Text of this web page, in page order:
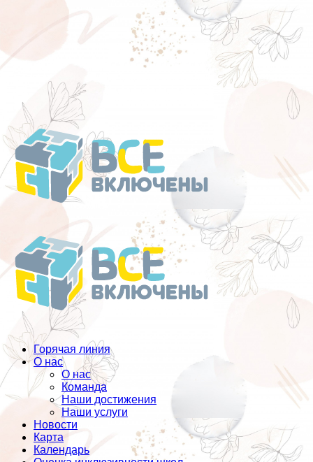
Перейти
к
содержанию
Горячая линия
О нас
О нас
Команда
Наши достижения
Наши услуги
Новости
Карта
Календарь